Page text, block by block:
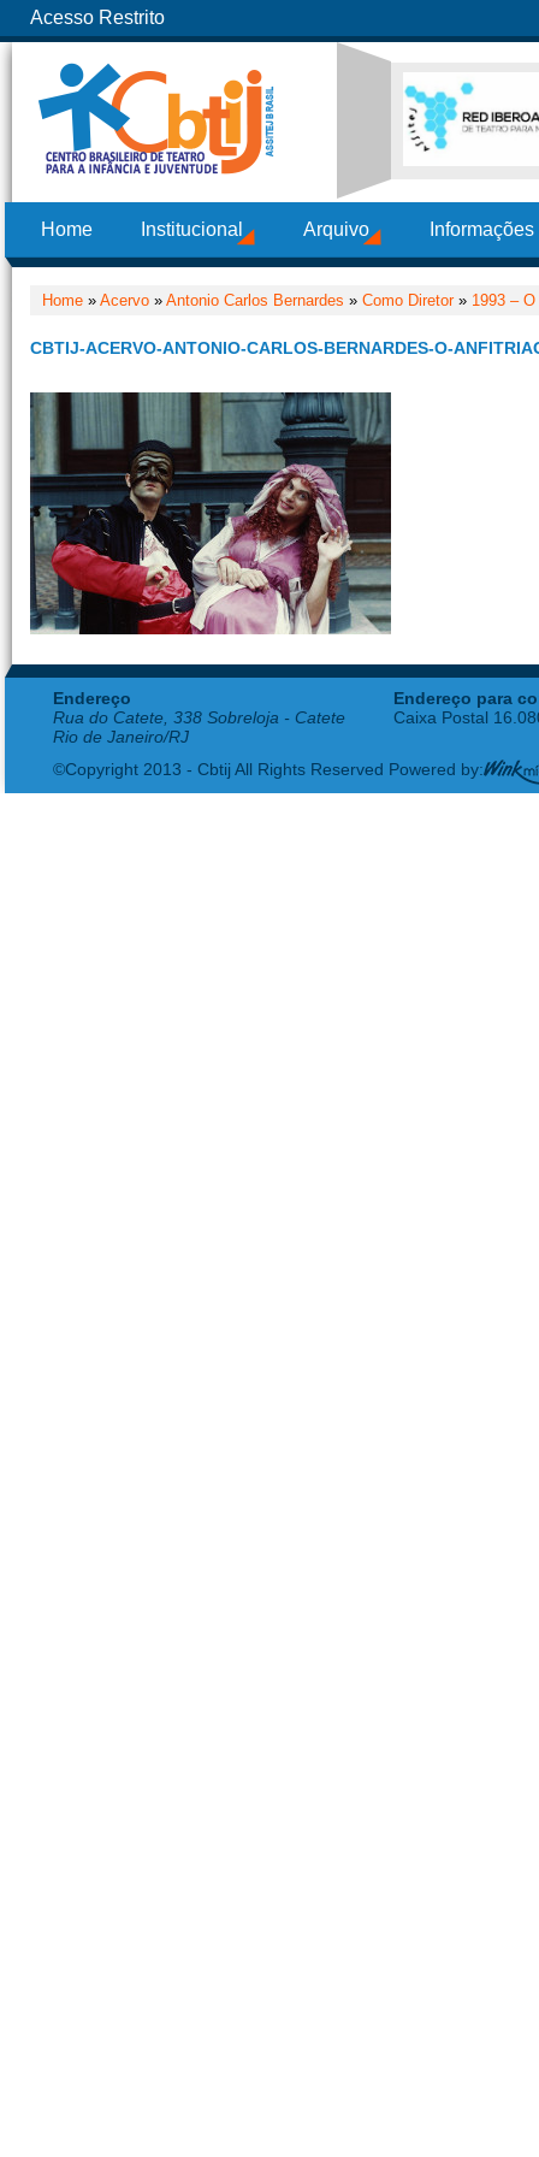
Acesso Restrito
Home Institucional Arquivo
Home » Acervo » Antonio Carlos Bernardes » Como Diretor» 1993 –
CBTIJ-ACERVO-ANTONIO-CARLOS-BERNARDES-O-
Endereço
Rua do Catete, 338 Sobreloja - Catete
Rio de Janeiro/RJ
Endereço para
Caixa Postal
©Copyright 2013 - Cbtij All Rights Reserved Powered by: